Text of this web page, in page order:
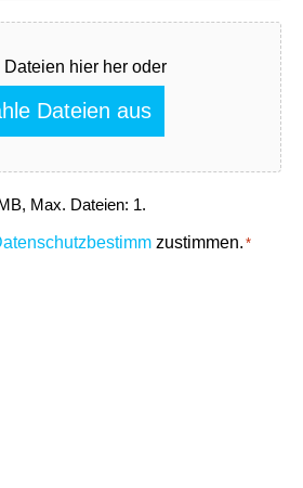
hier her oder
Dateien aus
Max. Dateien: 1.
zustimmen. *